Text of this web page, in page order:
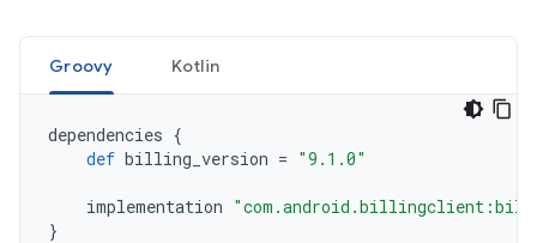
Groovy Kotlin
dependencies {
def billing_version = "9.1.0"
implementation
}